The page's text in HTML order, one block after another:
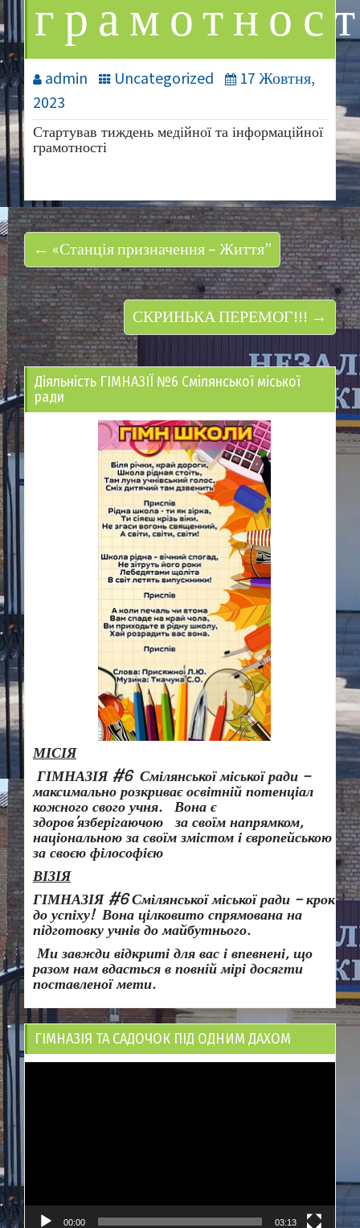
admin Uncategorized
17 Жовтня,
2023
Стартував тиждень медійної та інформаційної
грамотності
← «Станція призначення – Життя”
СКРИНЬКА ПЕРЕМОГ!!! →
Діяльність ГІМНАЗІЇ №6 Смілянської міської
ради
МІСІЯ
ГІМНАЗІЯ #6 Смілянської міської ради –
максимально розкриває освітній потенціал
кожного свого учня.
Вона є
здоров’язберігаючою за своїм напрямком,
національною за своїм змістом і європейською
за своєю філософією
ВІЗІЯ
ГІМНАЗІЯ #6 Смілянської міської ради – крок
до успіху! Вона цілковито спрямована на
підготовку учнів до майбутнього.
Ми завжди відкриті для вас і впевнені, що
разом нам вдасться в повній мірі досягти
поставленої мети.
ГІМНАЗІЯ ТА САДОЧОК ПІД ОДНИМ ДАХОМ
00:00 03:13